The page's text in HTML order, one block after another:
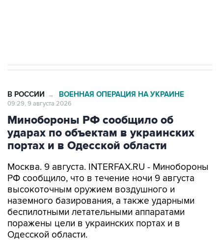
В РОССИИ → ВОЕННАЯ ОПЕРАЦИЯ НА УКРАИНЕ
09:29, 9 августа 2026
Минобороны РФ сообщило об
ударах по объектам в украинских
портах и в Одесской области
Москва. 9 августа. INTERFAX.RU - Минобороны
РФ сообщило, что в течение ночи 9 августа
высокоточным оружием воздушного и
наземного базирования, а также ударными
беспилотными летательными аппаратами
поражены цели в украинских портах и в
Одесской области.